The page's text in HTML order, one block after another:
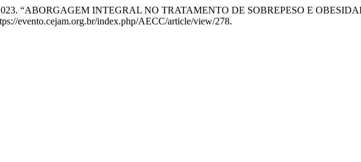
2023. “ABORGAGEM INTEGRAL NO TRATAMENTO DE SOBREPESO E
evento.cejam.org.br/index.php/AECC/article/view/278.